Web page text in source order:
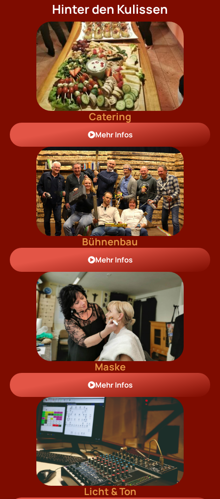
Hinter den Kulissen
Catering
Mehr Infos
Bühnenbau
Mehr Infos
Maske
Mehr Infos
Licht & Ton